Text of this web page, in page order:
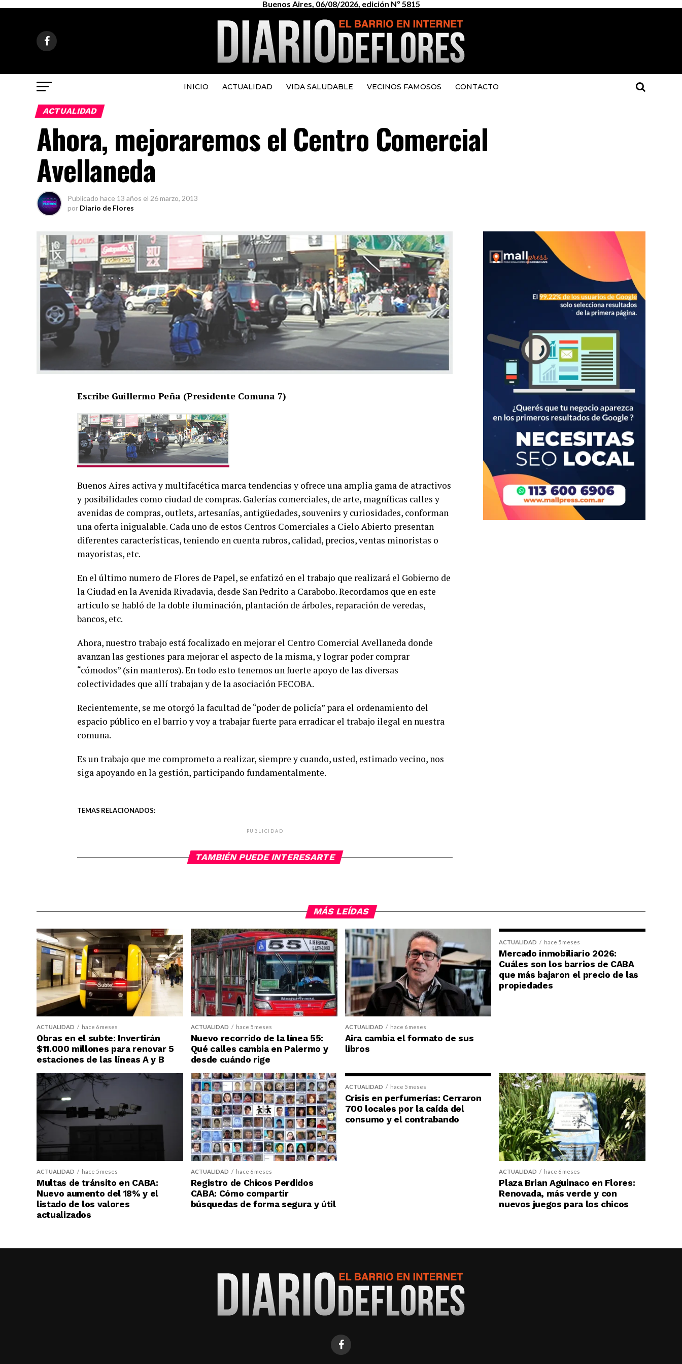
Buenos Aires, 06/08/2026, edición Nº 5815
INICIO ACTUALIDAD VIDA SALUDABLE VECINOS FAMOSOS CONTACTO
ACTUALIDAD
Ahora, mejoraremos el Centro Comercial
Avellaneda
Publicado hace 13 años el 26 marzo, 2013
por Diario de Flores
Escribe Guillermo Peña (Presidente Comuna 7)
Buenos Aires activa y multifacética marca tendencias y ofrece una amplia gama de atractivos
y posibilidades como ciudad de compras. Galerías comerciales, de arte, magníficas calles y
avenidas de compras, outlets, artesanías, antigüedades, souvenirs y curiosidades, conforman
una oferta inigualable. Cada uno de estos Centros Comerciales a Cielo Abierto presentan
diferentes características, teniendo en cuenta rubros, calidad, precios, ventas minoristas o
mayoristas, etc.
En el último numero de Flores de Papel, se enfatizó en el trabajo que realizará el Gobierno de
la Ciudad en la Avenida Rivadavia, desde San Pedrito a Carabobo. Recordamos que en este
articulo se habló de la doble iluminación, plantación de árboles, reparación de veredas,
bancos, etc.
Ahora, nuestro trabajo está focalizado en mejorar el Centro Comercial Avellaneda donde
avanzan las gestiones para mejorar el aspecto de la misma, y lograr poder comprar
“cómodos” (sin manteros). En todo esto tenemos un fuerte apoyo de las diversas
colectividades que allí trabajan y de la asociación FECOBA.
Recientemente, se me otorgó la facultad de “poder de policía” para el ordenamiento del
espacio público en el barrio y voy a trabajar fuerte para erradicar el trabajo ilegal en nuestra
comuna.
Es un trabajo que me comprometo a realizar, siempre y cuando, usted, estimado vecino, nos
siga apoyando en la gestión, participando fundamentalmente.
TEMAS RELACIONADOS:
PUBLICIDAD
TAMBIÉN PUEDE INTERESARTE
MÁS LEÍDAS
ACTUALIDAD hace 6 meses
Obras en el subte: Invertirán
$11.000 millones para renovar 5
estaciones de las líneas A y B
ACTUALIDAD hace 5 meses
Nuevo recorrido de la línea 55:
Qué calles cambia en Palermo y
desde cuándo rige
ACTUALIDAD hace 6 meses
Aira cambia el formato de sus
libros
ACTUALIDAD hace 5 meses
Mercado inmobiliario 2026:
Cuáles son los barrios de CABA
que más bajaron el precio de las
propiedades
ACTUALIDAD hace 5 meses
Multas de tránsito en CABA:
Nuevo aumento del 18% y el
listado de los valores
actualizados
ACTUALIDAD hace 6 meses
Registro de Chicos Perdidos
CABA: Cómo compartir
búsquedas de forma segura y útil
ACTUALIDAD hace 5 meses
Crisis en perfumerías: Cerraron
700 locales por la caída del
consumo y el contrabando
ACTUALIDAD hace 6 meses
Plaza Brian Aguinaco en Flores:
Renovada, más verde y con
nuevos juegos para los chicos